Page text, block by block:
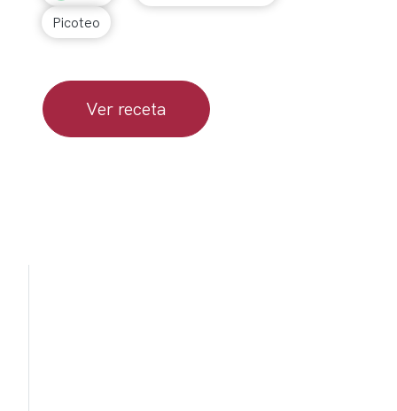
Picoteo
Ver receta